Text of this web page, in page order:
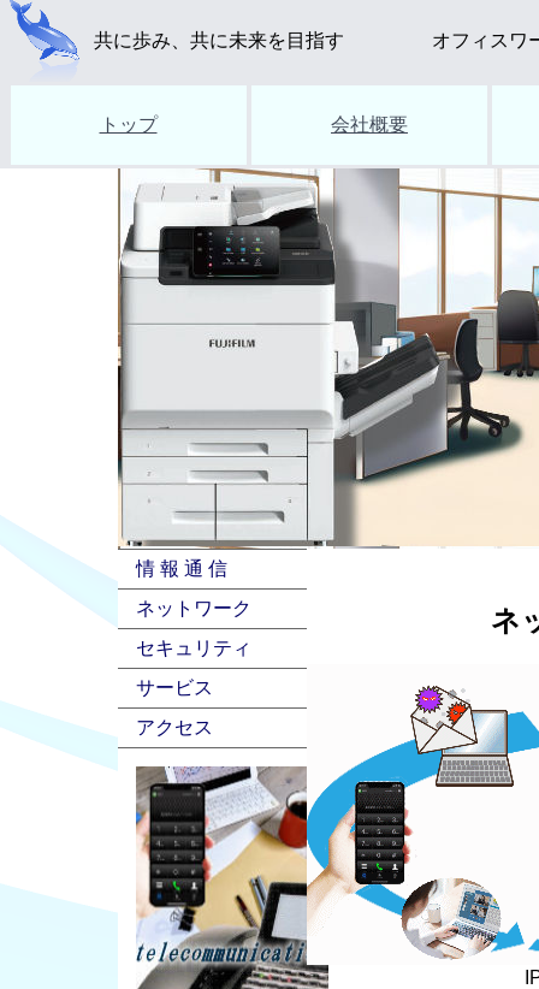
共に歩み、共に未来を目指す オフィスワ
トップ 会社概要
情 報 通 信
ネットワーク
セキュリティ
サービス
アクセス
ネ